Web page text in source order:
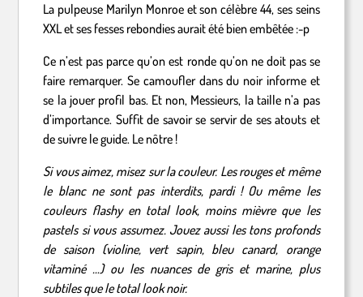
La pulpeuse Marilyn Monroe et son célèbre 44, ses seins
XXL et ses fesses rebondies aurait été bien embêtée :-p
Ce n’est pas parce qu’on est ronde qu’on ne doit pas se
faire remarquer. Se camoufler dans du noir informe et
se la jouer profil bas. Et non, Messieurs, la taille n’a pas
d’importance. Suffit de savoir se servir de ses atouts et
de suivre le guide. Le nôtre !
Si vous aimez, misez sur la couleur. Les rouges et même
le blanc ne sont pas interdits, pardi ! Ou même les
couleurs flashy en total look, moins mièvre que les
pastels si vous assumez. Jouez aussi les tons profonds
de saison (violine, vert sapin, bleu canard, orange
vitaminé …) ou les nuances de gris et marine, plus
subtiles que le total look noir.